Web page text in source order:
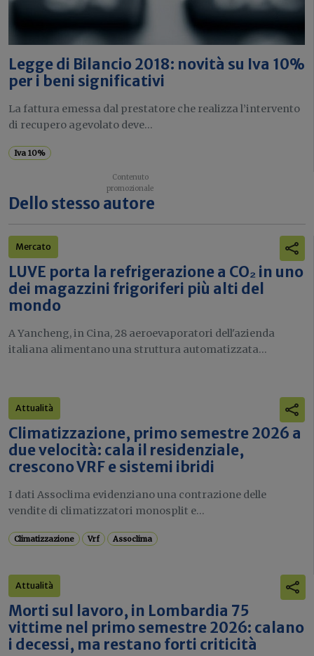
Legge di Bilancio 2018: novità su Iva 10%
per i beni significativi
La fattura emessa dal prestatore che realizza l’intervento
di recupero agevolato deve...
Iva 10%
Dello stesso autore
Mercato
LUVE porta la refrigerazione a CO₂ in uno
dei magazzini frigoriferi più alti del
mondo
A Yancheng, in Cina, 28 aeroevaporatori dell'azienda
italiana alimentano una struttura automatizzata...
Attualità
Climatizzazione, primo semestre 2026 a
due velocità: cala il residenziale,
crescono VRF e sistemi ibridi
I dati Assoclima evidenziano una contrazione delle
vendite di climatizzatori monosplit e...
Climatizzazione Vrf Assoclima
Attualità
Morti sul lavoro, in Lombardia 75
vittime nel primo semestre 2026: calano
i decessi, ma restano forti criticità